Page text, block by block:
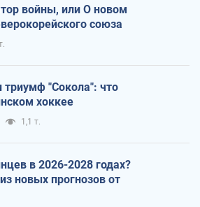
войны, или О новом
союза
"Сокола": что
хоккее
1,1 т.
в 2026-2028 годах?
новых прогнозов от